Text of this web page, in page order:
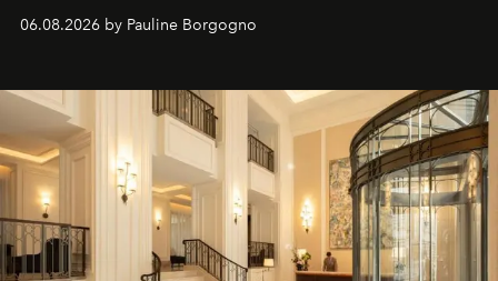
06.08.2026 by Pauline Borgogno